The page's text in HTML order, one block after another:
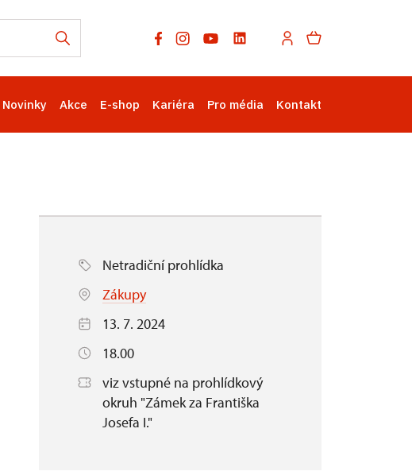
Novinky Akce E-shop Kariéra Pro média Kontakt
Netradiční prohlídka
Zákupy
13. 7. 2024
18.00
viz vstupné na prohlídkový
okruh "Zámek za Františka
Josefa I."